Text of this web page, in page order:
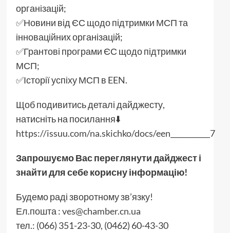
організацій;
✅Новини від ЄС щодо підтримки МСП та
інноваційних організацій;
✅Грантові програми ЄС щодо підтримки
МСП;
✅Історії успіху МСП в EEN.
Щоб подивитись деталі дайджесту,
натисніть на посилання⬇️
https://issuu.com/na.skichko/docs/een___________7
Запрошуємо Вас переглянути дайджест і
знайти для себе корисну інформацію!
Будемо раді зворотному зв’язку!
Ел.пошта :ves@chamber.cn.ua
тел.: (066) 351-23-30, (0462) 60-43-30